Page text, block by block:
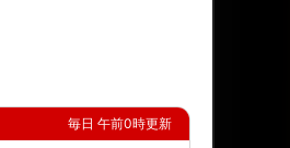
毎日 午前0時更新